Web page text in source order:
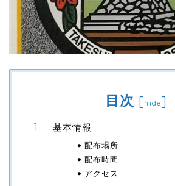
目次 [hide]
基本情報
配布場所
配布時間
アクセス